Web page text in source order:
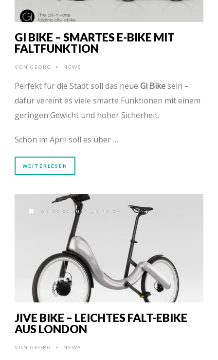
GI BIKE – SMARTES E-BIKE MIT
FALTFUNKTION
VON GEORG • NEWS
Perfekt für die Stadt soll das neue Gi Bikesein –
dafür vereint es viele smarte Funktionen mit einem
geringen Gewicht und hoher Sicherheit.
Schon im April soll es über …
WEITERLESEN
AM 03.03.2014 UM 13:09
JIVE BIKE – LEICHTES FALT-EBIKE
AUS LONDON
VON GEORG • NEWS